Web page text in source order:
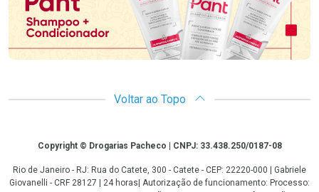
Voltar ao Topo
CopyrightCopyright © Drogarias Pacheco | CNPJ: 33.438.250/0187-08
Rio de Janeiro - RJ: Rua do Catete, 300 - Catete - CEP: 22220-000 | Gabriele
Giovanelli - CRF 28127 | 24 horas| Autorização de funcionamento: Processo: